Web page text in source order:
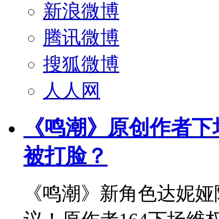
新浪微博
腾讯微博
搜狐微博
人人网
《鸣潮》原创作者
被打脸？
《鸣潮》新角色达妮